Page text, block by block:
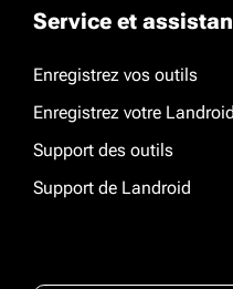
Service et
Enregistrez vos outils
Enregistrez votre Landroid
Support des outils
Support de Landroid